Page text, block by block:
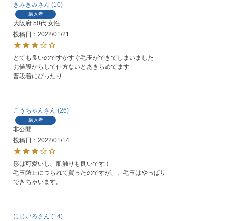
きみきみ 10
購入者
大阪府 50代 女性
投稿日
2022/01/21
とても良いのですかすぐ毛玉ができてしまいました
お値段からして仕方ないとあきらめてます
こうちゃん 26
購入者
非公開
投稿日
2022/01/14
形は可愛いし、肌触りも良いです！
毛玉防止につられて買ったのですが、、毛玉はやっぱり
できちゃいます。
にじいろ 14